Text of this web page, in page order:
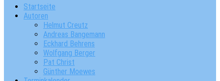
Startseite
Autoren
Helmut Creutz
Andreas Bangemann
Eckhard Behrens
Wolfgang Berger
Pat Christ
Günther Moewes